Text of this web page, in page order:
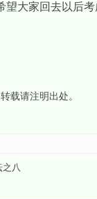
大家回去以后
载请注明出处。
八